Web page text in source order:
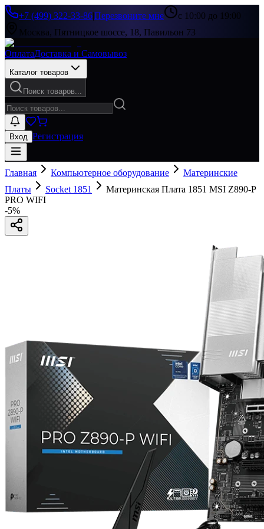
+7 (499) 322-33-86|Перезвоните мне
с 10:00 до 19:00
Москва, Пятницкое шоссе, 18, Павильон 73
ОплатаДоставка и Самовывоз
Каталог товаров
Поиск товаров...
Вход Регистрация
Главная Компьютерное оборудование
Материнские
Платы
Socket 1851
Материнская Плата 1851 MSI Z890-P
PRO WIFI
-5%